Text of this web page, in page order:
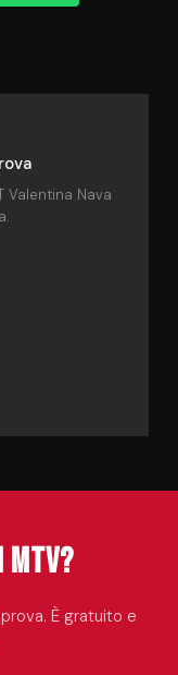
Valentina Nava
È gratuito e